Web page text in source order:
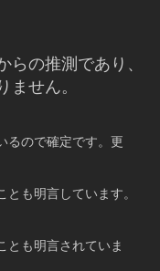
らの推測であり、
ません。
るので確定です。更
も明言しています。
とも明言されていま